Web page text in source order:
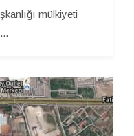
mülkiyeti